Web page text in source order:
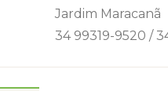
Jardim Maracanã
34 99319-9520 /